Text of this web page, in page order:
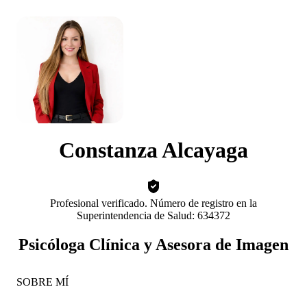
Constanza Alcayaga
Profesional verificado. Número de registro en la
Superintendencia de Salud: 634372
Psicóloga Clínica y Asesora de Imagen
SOBRE MÍ